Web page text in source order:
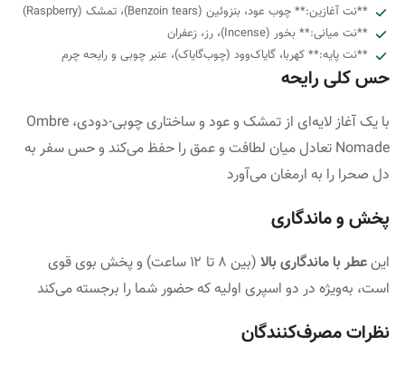
**نت آغازین:** چوب عود، بنزوئین (Benzoin tears)، تمشک (Raspberry)
**نت میانی:** بخور (Incense)، رز، زعفران
**نت پایه:** کهربا، گایاک‌وود (چوب‌گایاک)، عنبر چوبی و رایحه چرم
حس کلی رایحه
با یک آغاز لایه‌ای از تمشک و عود و ساختاری چوبی-دودی، Ombre
Nomade تعادل میان لطافت و عمق را حفظ می‌کند و حس سفر به
دل صحرا را به ارمغان می‌آورد
پخش و ماندگاری
اینعطر با ماندگاری بالا
(بین ۸ تا ۱۲ ساعت) و پخش بوی قوی
است، به‌ویژه در دو اسپری اولیه که حضور شما را برجسته می‌کند
نظرات مصرف‌کنندگان